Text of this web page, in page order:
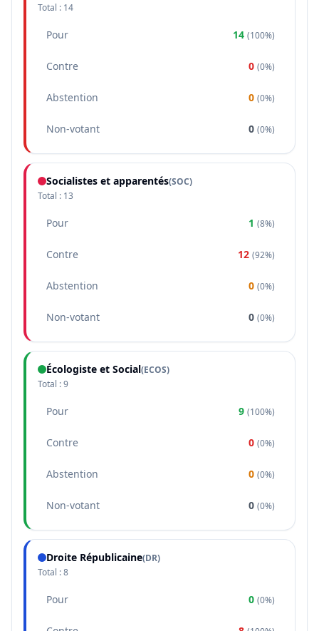
Total : 14
Pour 14 (100%)
Contre 0 (0%)
Abstention 0 (0%)
Non-votant 0 (0%)
Socialistes et apparentés(SOC)
Total : 13
Pour 1 (8%)
Contre 12 (92%)
Abstention 0 (0%)
Non-votant 0 (0%)
Écologiste et Social(ECOS)
Total :9
Pour 9 (100%)
Contre 0 (0%)
Abstention 0 (0%)
Non-votant 0 (0%)
Droite Républicaine(DR)
Total :8
Pour 0 (0%)